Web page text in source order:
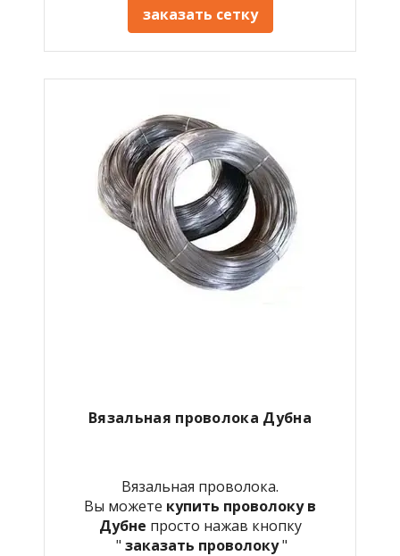
заказать сетку
Вязальная проволока Дубна
Вязальная проволока.
Вы можете купить проволоку в
Дубне просто нажав кнопку
" заказать проволоку"